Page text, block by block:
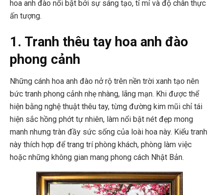
hoa anh đào nổi bật bởi sự sáng tạo, tỉ mỉ và độ chân thực
ấn tượng.
1. Tranh thêu tay hoa anh đào
phong cảnh
Những cánh hoa anh đào nở rộ trên nền trời xanh tạo nên
bức tranh phong cảnh nhẹ nhàng, lãng mạn. Khi được thể
hiện bằng nghệ thuật thêu tay, từng đường kim mũi chỉ tái
hiện sắc hồng phớt tự nhiên, làm nổi bật nét đẹp mong
manh nhưng tràn đầy sức sống của loài hoa này. Kiểu tranh
này thích hợp để trang trí phòng khách, phòng làm việc
hoặc những không gian mang phong cách Nhật Bản.